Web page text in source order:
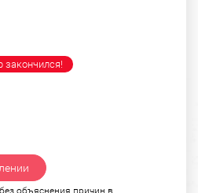
объяснения причин в